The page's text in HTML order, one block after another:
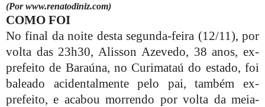
(Por www.renatodiniz.com)
COMO FOI
No final da noite desta segunda-feira (12/11), por
volta das 23h30, Alisson Azevedo, 38 anos, ex-
prefeito de Baraúna, no Curimataú do estado, foi
baleado acidentalmente pelo pai, também ex-
prefeito, e acabou morrendo por volta da meia-